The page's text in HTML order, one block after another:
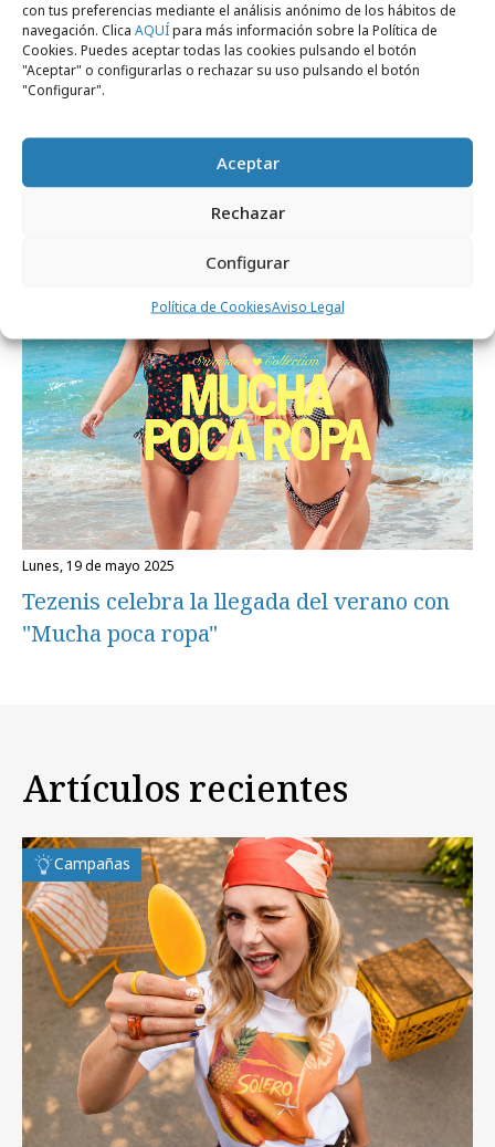
con tus preferencias mediante el análisis anónimo de los hábitos de
navegación. Clica AQUÍpara más información sobre la Política de
Cookies. Puedes aceptar todas las cookies pulsando el botón
"Aceptar" o configurarlas o rechazar su uso pulsando el botón
"Configurar".
Aceptar
Rechazar
Configurar
Política de CookiesAviso Legal
La nueva campaña de Arroz Dacsa apela a
lunes, 19 de mayo 2025
Tezenis celebra la llegada del verano con
"Mucha poca ropa"
Artículos recientes
Campañas